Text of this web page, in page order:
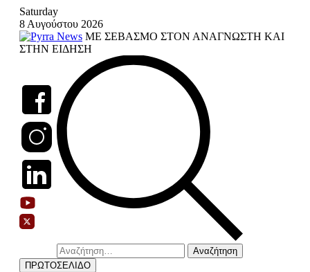
Skip
content
Saturday
8 Αυγούστου 2026
ΜΕ ΣΕΒΑΣΜΟ ΣΤΟΝ ΑΝΑΓΝΩΣΤΗ ΚΑΙ
ΣΤΗΝ ΕΙΔΗΣΗ
Αναζήτηση
για:
ΠΡΩΤΟΣΕΛΙΔΟ